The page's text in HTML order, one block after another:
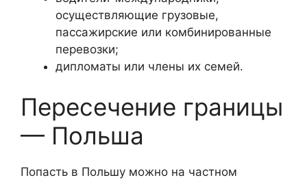
осуществляющие грузовые,
пассажирские или комбинированные
перевозки;
дипломаты или члены их семей.
Пересечение границы
— Польша
Попасть в Польшу можно на частном